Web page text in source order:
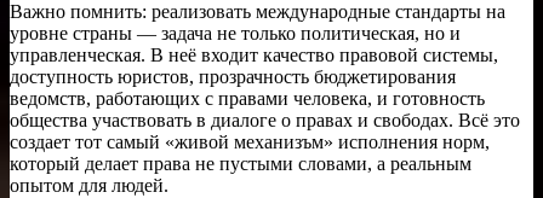
Важно помнить: реализовать международные стандарты на
уровне страны — задача не только политическая, но и
управленческая. В неё входит качество правовой системы,
доступность юристов, прозрачность бюджетирования
ведомств, работающих с правами человека, и готовность
общества участвовать в диалоге о правах и свободах. Всё это
создает тот самый «живой механизъм» исполнения норм,
который делает права не пустыми словами, а реальным
опытом для людей.